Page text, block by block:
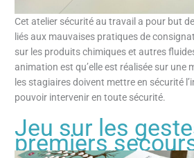
Cet atelier sécurité au travail a pour but
liés aux mauvaises pratiques de
sur les produits chimiques et autres
animation est qu’elle est réalisée sur une
les stagiaires doivent mettre en sécurité
pouvoir intervenir en toute sécurité.
Jeu sur les
premiers